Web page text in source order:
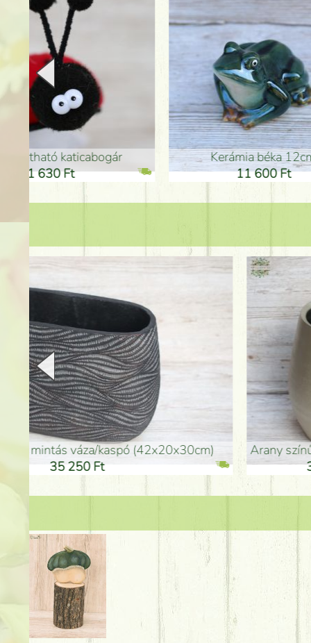
Kerámia béka 12cm
11 600 Ft
arany színű kerámia váza (40x26cm)
32 250 Ft
hosszú arany színű
46